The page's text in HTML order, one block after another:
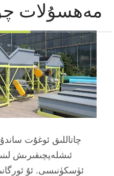
مەھسۇلات
چاتاللىق ئوغۇت
ئىشلەپچىقىرىش
ئۈسكۈنىسى. ئۇ